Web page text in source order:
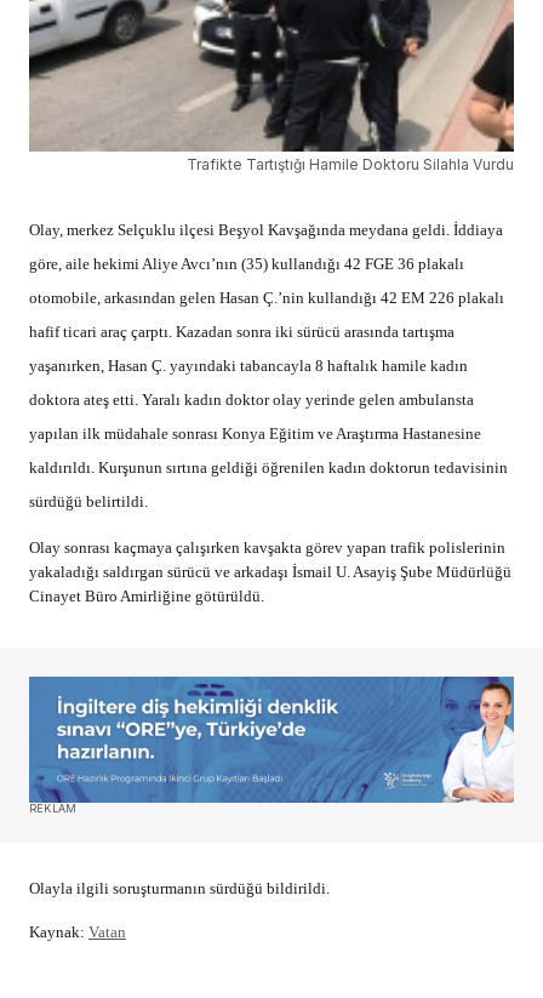
Trafikte Tartıştığı Hamile Doktoru Silahla Vurdu
Olay, merkez Selçuklu ilçesi Beşyol Kavşağında meydana geldi. İddiaya
göre, aile hekimi Aliye Avcı’nın (35) kullandığı 42 FGE 36 plakalı
otomobile, arkasından gelen Hasan Ç.’nin kullandığı 42 EM 226 plakalı
hafif ticari araç çarptı. Kazadan sonra iki sürücü arasında tartışma
yaşanırken, Hasan Ç. yayındaki tabancayla 8 haftalık hamile kadın
doktora ateş etti. Yaralı kadın doktor olay yerinde gelen ambulansta
yapılan ilk müdahale sonrası Konya Eğitim ve Araştırma Hastanesine
kaldırıldı. Kurşunun sırtına geldiği öğrenilen kadın doktorun tedavisinin
sürdüğü belirtildi.
Olay sonrası kaçmaya çalışırken kavşakta görev yapan trafik polislerinin
yakaladığı saldırgan sürücü ve arkadaşı İsmail U. Asayiş Şube Müdürlüğü
Cinayet Büro Amirliğine götürüldü.
REKLAM
Olayla ilgili soruşturmanın sürdüğü bildirildi.
Kaynak: Vatan